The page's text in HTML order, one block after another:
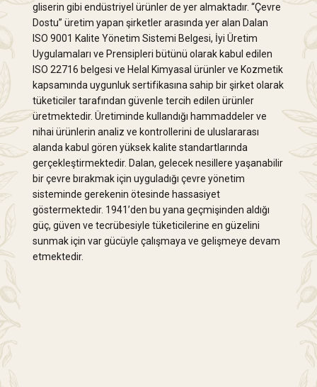
gliserin gibi endüstriyel ürünler de yer almaktadır. “Çevre
Dostu” üretim yapan şirketler arasında yer alan Dalan
ISO 9001 Kalite Yönetim Sistemi Belgesi, İyi Üretim
Uygulamaları ve Prensipleri bütünü olarak kabul edilen
ISO 22716 belgesi ve Helal Kimyasal ürünler ve Kozmetik
kapsamında uygunluk sertifikasına sahip bir şirket olarak
tüketiciler tarafından güvenle tercih edilen ürünler
üretmektedir. Üretiminde kullandığı hammaddeler ve
nihai ürünlerin analiz ve kontrollerini de uluslararası
alanda kabul gören yüksek kalite standartlarında
gerçekleştirmektedir. Dalan, gelecek nesillere yaşanabilir
bir çevre bırakmak için uyguladığı çevre yönetim
sisteminde gerekenin ötesinde hassasiyet
göstermektedir. 1941’den bu yana geçmişinden aldığı
güç, güven ve tecrübesiyle tüketicilerine en güzelini
sunmak için var gücüyle çalışmaya ve gelişmeye devam
etmektedir.